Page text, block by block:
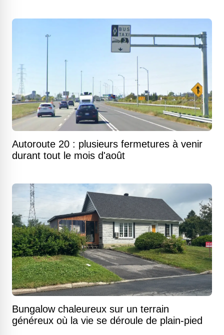
Autoroute 20 : plusieurs fermetures à venir
durant tout le mois d'août
Bungalow chaleureux sur un terrain
généreux où la vie se déroule de plain-pied